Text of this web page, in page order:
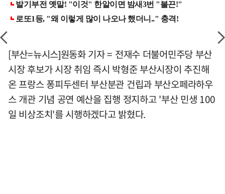
[부산=뉴시스]원동화 기자 = 전재수 더불어민주당 부산
시장 후보가 시장 취임 즉시 박형준 부산시장이 추진해
온 프랑스 퐁피두센터 부산분관 건립과 부산오페라하우
스 개관 기념 공연 예산을 집행 정지하고 '부산 민생 100
일 비상조치'를 시행하겠다고 밝혔다.